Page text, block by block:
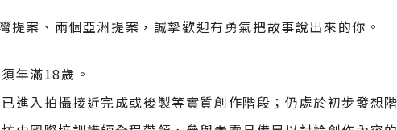
提案、兩個亞洲提案，誠摯歡迎有勇氣把故事說出來的你。
年滿18歲。
已進入拍攝接近完成或後製等實質創作階段；仍處於初步發想